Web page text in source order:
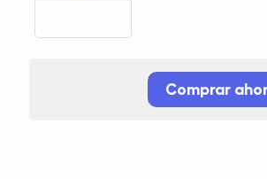
Comprar